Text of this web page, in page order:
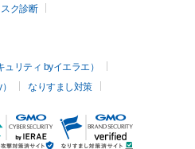
ク診断
リティ byイエラエ）
なりすまし対策